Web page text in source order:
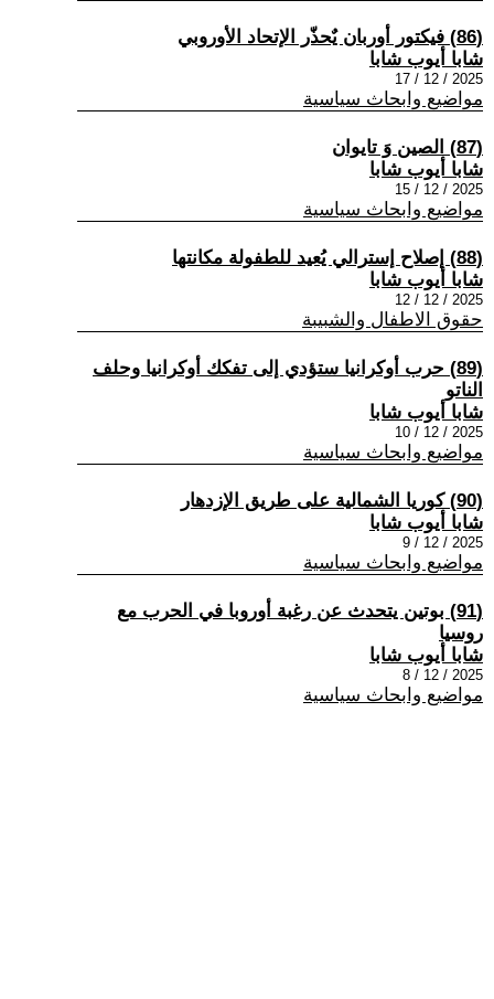
(86) فيكتور أوربان يٌحذّر الإتحاد الأوروبي
شابا أيوب شابا
2025 / 12 / 17
مواضيع وابحاث سياسية
(87) الصين وَ تايوان
شابا أيوب شابا
2025 / 12 / 15
مواضيع وابحاث سياسية
(88) إصلاح إسترالي يُعيد للطفولة مكانتها
شابا أيوب شابا
2025 / 12 / 12
حقوق الاطفال والشبيبة
(89) حرب أوكرانيا ستؤدي إلى تفكك أوكرانيا وحلف
الناتو
شابا أيوب شابا
2025 / 12 / 10
مواضيع وابحاث سياسية
(90) كوريا الشمالية على طريق الإزدهار
شابا أيوب شابا
2025 / 12 / 9
مواضيع وابحاث سياسية
(91) بوتين يتحدث عن رغبة أوروبا في الحرب مع
روسيا
شابا أيوب شابا
2025 / 12 / 8
مواضيع وابحاث سياسية